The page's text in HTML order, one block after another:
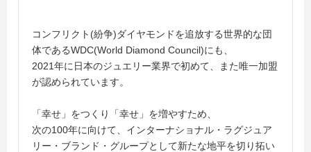
コンフリクト(紛争)ダイヤモンドを追放する世界的な団
体であるWDC(World Diamond Council)にも、
2021年に日本のジュエリー業界で初めて、また唯一加盟
が認められています。
「幸せ」をつくり「幸せ」を増やすため、
次の100年に向けて、インターナショナル・ラグジュア
リー・ブランド・グループとして新たな地平を切り拓い